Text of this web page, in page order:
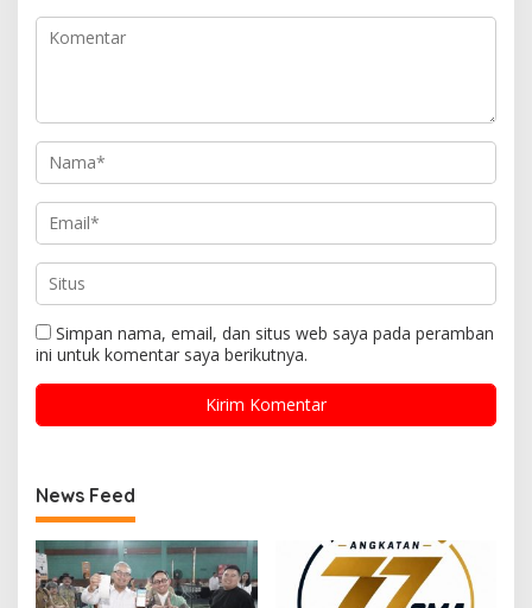
Simpan nama, email, dan situs web saya pada peramban
ini untuk komentar saya berikutnya.
News Feed